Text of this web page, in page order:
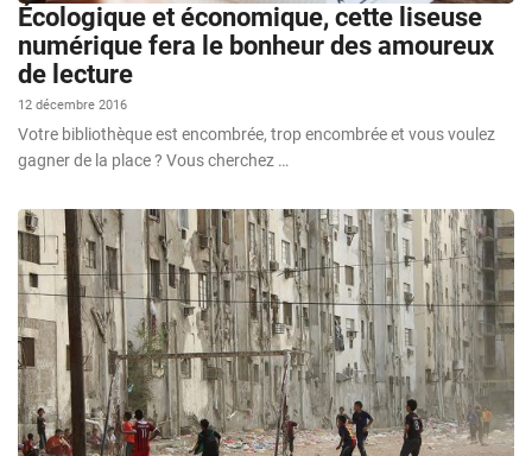
Écologique et économique, cette liseuse
numérique fera le bonheur des amoureux
de lecture
12 décembre 2016
Votre bibliothèque est encombrée, trop encombrée et vous voulez
gagner de la place ? Vous cherchez …